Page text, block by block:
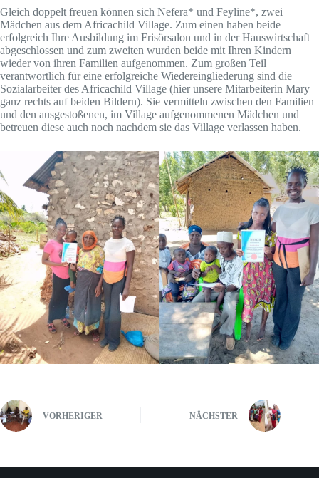
Gleich doppelt freuen können sich Nefera* und Feyline*, zwei
Mädchen aus dem Africachild Village. Zum einen haben beide
erfolgreich Ihre Ausbildung im Frisörsalon und in der Hauswirtschaft
abgeschlossen und zum zweiten wurden beide mit Ihren Kindern
wieder von ihren Familien aufgenommen. Zum großen Teil
verantwortlich für eine erfolgreiche Wiedereingliederung sind die
Sozialarbeiter des Africachild Village (hier unsere Mitarbeiterin Mary
ganz rechts auf beiden Bildern). Sie vermitteln zwischen den Familien
und den ausgestoßenen, im Village aufgenommenen Mädchen und
betreuen diese auch noch nachdem sie das Village verlassen haben.
VORHERIGER NÄCHSTER